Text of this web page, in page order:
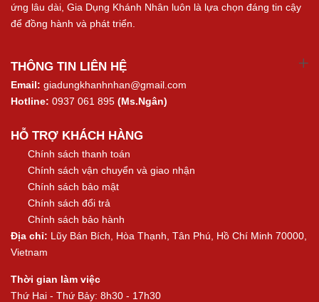
ứng lâu dài, Gia Dụng Khánh Nhân luôn là lựa chọn đáng tin cậy
để đồng hành và phát triển.
THÔNG TIN LIÊN HỆ
Email: giadungkhanhnhan@gmail.com
Hotline: 0937 061 895 (Ms.Ngân)
HỖ TRỢ KHÁCH HÀNG
Chính sách thanh toán
Chính sách vận chuyển và giao nhận
Chính sách bảo mật
Chính sách đổi trả
Chính sách bảo hành
Địa chỉ: Lũy Bán Bích, Hòa Thạnh, Tân Phú, Hồ Chí Minh 70000,
Vietnam
Thời gian làm việc
Thứ Hai - Thứ Bảy: 8h30 - 17h30